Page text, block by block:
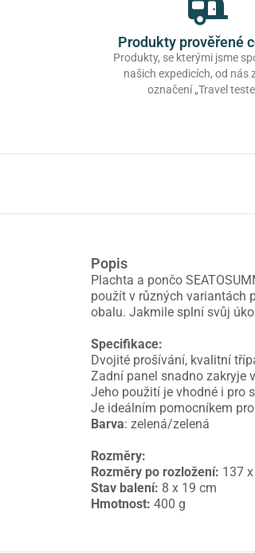
Produkty prověřené
Produkty, se kterými jsme
našich expedicích, od nás
označení „Travel
Popis
Plachta a pončo
použít v různých variantách
obalu. Jakmile splní svůj
Specifikace:
Dvojité prošívání, kvalitní
Zadní panel snadno zakryje
Jeho použití je vhodné i pro
Je ideálním pomocníkem
Barva: zelená/zelená
Rozměry:
Rozměry po rozložení: 137
Stav balení: 8 x 19 cm
Hmotnost: 400 g